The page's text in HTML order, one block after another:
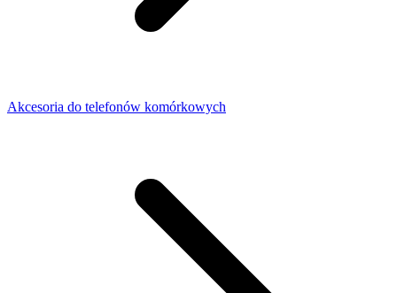
Akcesoria do telefonów komórkowych